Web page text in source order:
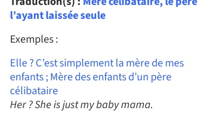
l’ayant laissée seule
Exemples :
Elle ? C’est simplement la mère de mes
enfants ; Mère des enfants d’un père
célibataire
Her ? She is just my baby mama.